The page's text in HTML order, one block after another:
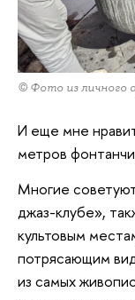
© Фото из личного
И еще мне
метров
Многие
джаз-клубе»,
культовым
потрясающим
из самых